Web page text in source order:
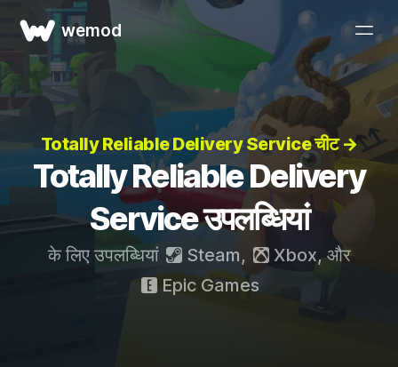
wemod
Totally Reliable Delivery Service चीट →
Totally Reliable Delivery
Service उपलब्धियां
के लिए उपलब्धियां Steam, Xbox, और
Epic Games